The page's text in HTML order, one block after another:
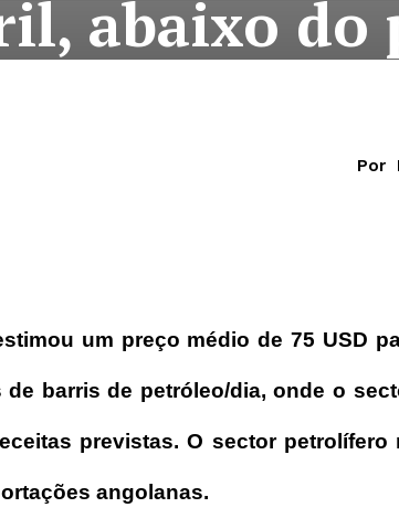
abaixo do
Por
um preço médio de 75 USD
de barris de petróleo/dia, onde o
previstas. O sector
angolanas.